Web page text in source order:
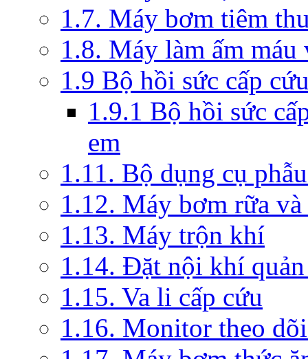
1.7. Máy bơm tiêm
1.8. Máy làm ấm
1.9 Bộ hồi sức cấp
1.9.1 Bộ hồi sức
em
1.11. Bộ dụng cụ
1.12. Máy bơm rữa
1.13. Máy trộn khí
1.14. Đặt nội khí
1.15. Va li cấp cứu
1.16. Monitor theo